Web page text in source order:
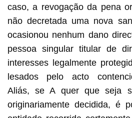
caso, a revogação da pena
não decretada uma nova
ocasionou nenhum dano
pessoa singular titular de
interesses legalmente
lesados pelo acto
Aliás, se A quer que seja
originariamente decidida, é